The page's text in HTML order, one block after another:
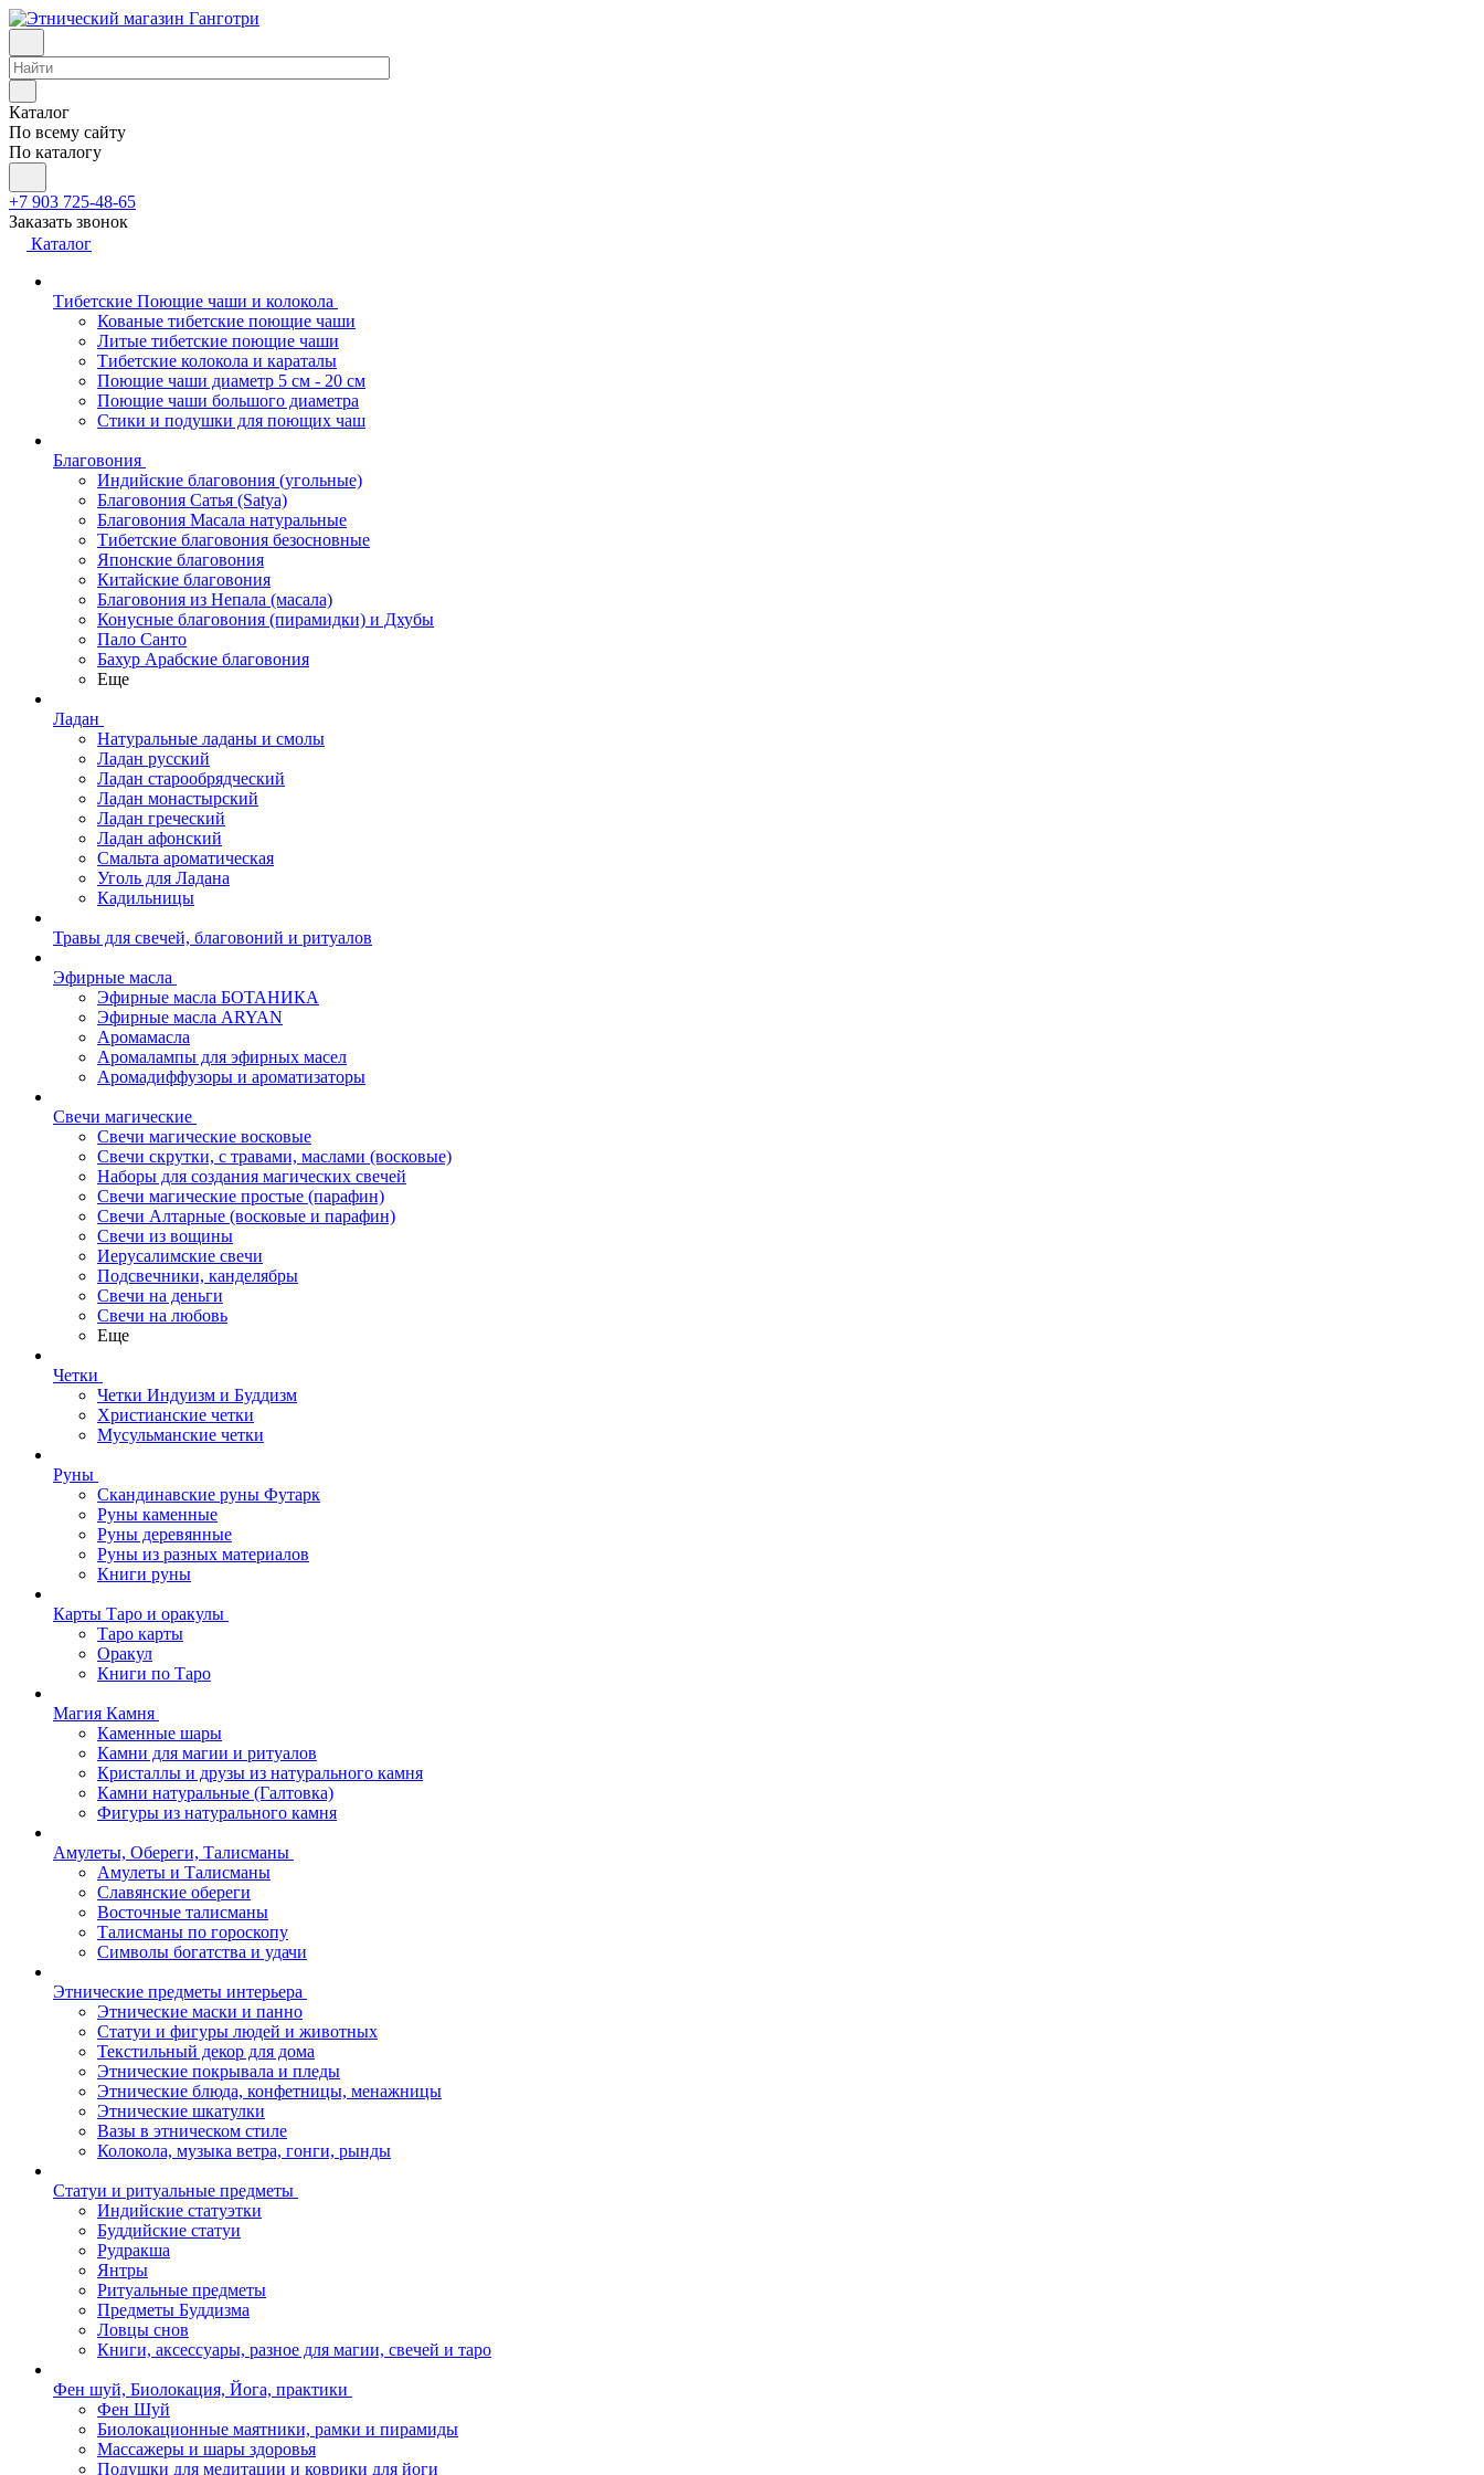
Каталог
По всему сайту
По каталогу
+7 903 725-48-65
Заказать звонок
Каталог
Тибетские Поющие чаши и колокола
Кованые тибетские поющие чаши
Литые тибетские поющие чаши
Тибетские колокола и караталы
Поющие чаши диаметр 5 см - 20 см
Поющие чаши большого диаметра
Стики и подушки для поющих чаш
Благовония
Индийские благовония (угольные)
Благовония Сатья (Satya)
Благовония Масала натуральные
Тибетские благовония безосновные
Японские благовония
Китайские благовония
Благовония из Непала (масала)
Конусные благовония (пирамидки) и Дхубы
Пало Санто
Бахур Арабские благовония
Еще
Ладан
Натуральные ладаны и смолы
Ладан русский
Ладан старообрядческий
Ладан монастырский
Ладан греческий
Ладан афонский
Смальта ароматическая
Уголь для Ладана
Кадильницы
Травы для свечей, благовоний и ритуалов
Эфирные масла
Эфирные масла БОТАНИКА
Эфирные масла ARYAN
Аромамасла
Аромалампы для эфирных масел
Аромадиффузоры и ароматизаторы
Свечи магические
Свечи магические восковые
Свечи скрутки, с травами, маслами (восковые)
Наборы для создания магических свечей
Свечи магические простые (парафин)
Свечи Алтарные (восковые и парафин)
Свечи из вощины
Иерусалимские свечи
Подсвечники, канделябры
Свечи на деньги
Свечи на любовь
Еще
Четки
Четки Индуизм и Буддизм
Христианские четки
Мусульманские четки
Руны
Скандинавские руны Футарк
Руны каменные
Руны деревянные
Руны из разных материалов
Книги руны
Карты Таро и оракулы
Таро карты
Оракул
Книги по Таро
Магия Камня
Каменные шары
Камни для магии и ритуалов
Кристаллы и друзы из натурального камня
Камни натуральные (Галтовка)
Фигуры из натурального камня
Амулеты, Обереги, Талисманы
Амулеты и Талисманы
Славянские обереги
Восточные талисманы
Талисманы по гороскопу
Символы богатства и удачи
Этнические предметы интерьера
Этнические маски и панно
Статуи и фигуры людей и животных
Текстильный декор для дома
Этнические покрывала и пледы
Этнические блюда, конфетницы, менажницы
Этнические шкатулки
Вазы в этническом стиле
Колокола, музыка ветра, гонги, рынды
Статуи и ритуальные предметы
Индийские статуэтки
Буддийские статуи
Рудракша
Янтры
Ритуальные предметы
Предметы Буддизма
Ловцы снов
Книги, аксессуары, разное для магии, свечей и таро
Фен шуй, Биолокация, Йога, практики
Фен Шуй
Биолокационные маятники, рамки и пирамиды
Массажеры и шары здоровья
Подушки для медитации и коврики для йоги